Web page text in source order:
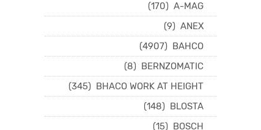
A-MAG
(170)
ANEX
(9)
BAHCO
(4907)
BERNZOMATIC
(8)
BHACO WORK AT HEIGHT
(345)
BLOSTA
(148)
BOSCH
(15)